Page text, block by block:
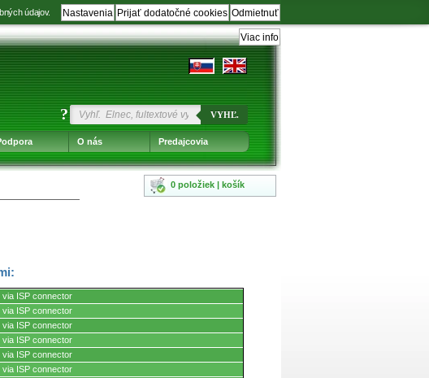
údajov. Odmietnuť
Prijať dodatočné cookies
Nastavenia
Viac info
? VYHĽ.
O nás Predajcovia
0 položiek | košík
via ISP connector
via ISP connector
via ISP connector
via ISP connector
via ISP connector
via ISP connector